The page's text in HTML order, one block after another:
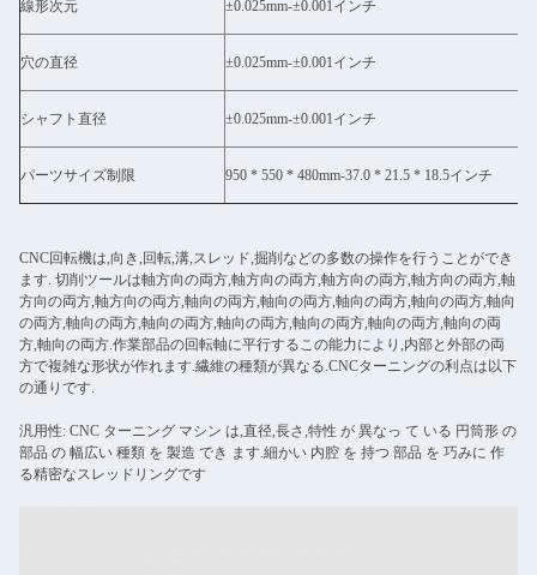
線形次元 ±0.025mm-±0.001インチ
穴の直径 ±0.025mm-±0.001インチ
シャフト直径 ±0.025mm-±0.001インチ
パーツサイズ制限 950 * 550 * 480mm-37.0 * 21.5 * 18.5インチ
CNC回転機は,向き,回転,溝,スレッド,掘削などの多数の操作を行うことができ
ます. 切削ツールは軸方向の両方,軸方向の両方,軸方向の両方,軸方向の両方,軸
方向の両方,軸方向の両方,軸向の両方,軸向の両方,軸向の両方,軸向の両方,軸向
の両方,軸向の両方,軸向の両方,軸向の両方,軸向の両方,軸向の両方,軸向の両
方,軸向の両方.作業部品の回転軸に平行するこの能力により,内部と外部の両
方で複雑な形状が作れます.繊維の種類が異なる.CNCターニングの利点は以下
の通りです.
汎用性: CNC ターニング マシン は,直径,長さ,特性 が 異なっ て いる 円筒形 の
部品 の 幅広い 種類 を 製造 でき ます.細かい 内腔 を 持つ 部品 を 巧みに 作
る精密なスレッドリングです